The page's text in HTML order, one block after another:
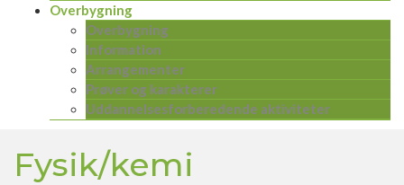
Overbygning
Overbygning
Information
Arrangementer
Prøver og karakterer
Uddannelsesforberedende aktiviteter
Fysik/kemi